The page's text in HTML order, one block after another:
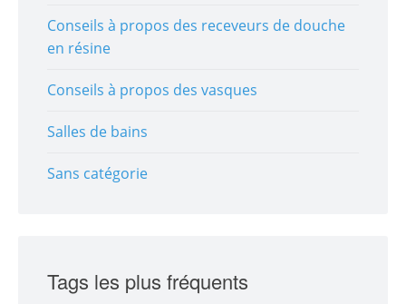
Conseils à propos des receveurs de douche
en résine
Conseils à propos des vasques
Salles de bains
Sans catégorie
Tags les plus fréquents